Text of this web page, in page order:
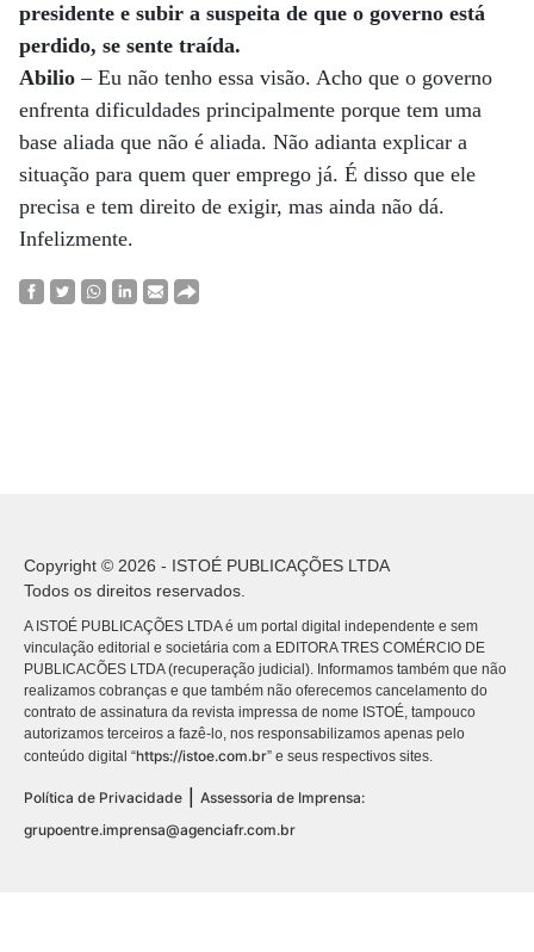
presidente e subir a suspeita de que o governo está
perdido, se sente traída.
Abilio – Eu não tenho essa visão. Acho que o governo
enfrenta dificuldades principalmente porque tem uma
base aliada que não é aliada. Não adianta explicar a
situação para quem quer emprego já. É disso que ele
precisa e tem direito de exigir, mas ainda não dá.
Infelizmente.
Copyright © 2026 - ISTOÉ PUBLICAÇÕES LTDA
Todos os direitos reservados.
A ISTOÉ PUBLICAÇÕES LTDA é um portal digital independente e sem
vinculação editorial e societária com a EDITORA TRES COMÉRCIO DE
PUBLICACÕES LTDA (recuperação judicial). Informamos também que não
realizamos cobranças e que também não oferecemos cancelamento do
contrato de assinatura da revista impressa de nome ISTOÉ, tampouco
autorizamos terceiros a fazê-lo, nos responsabilizamos apenas pelo
conteúdo digital “https://istoe.com.br” e seus respectivos sites.
Política de Privacidade
Assessoria de Imprensa:
grupoentre.imprensa@agenciafr.com.br